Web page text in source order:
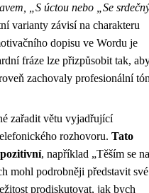
„S úctou nebo „Se
varianty závisí na charakteru
dopisu ve Wordu je
fráze lze přizpůsobit tak,
zachovaly profesionální
zařadit větu vyjadřující
rozhovoru. Tato
, například „Těším se na
mohl podrobněji představit své
prodiskutovat, jak bych